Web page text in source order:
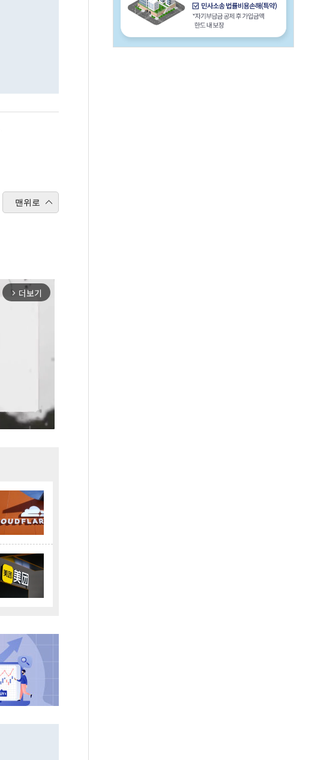
맨위로
arrow_forward_ios 더보기